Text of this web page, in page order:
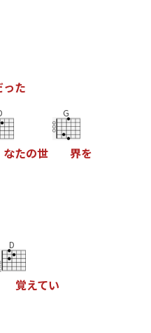
った
なたの世
G
界を
D
覚えてい